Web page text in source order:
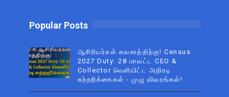
Popular Posts
ஆசிரியர்கள் கவனத்திற்கு! Census
2027 Duty: 28 மாவட்ட CEO &
Collector வெளியிட்ட அதிரடி
சுற்றறிக்கைகள் - முழு விவரங்கள்!